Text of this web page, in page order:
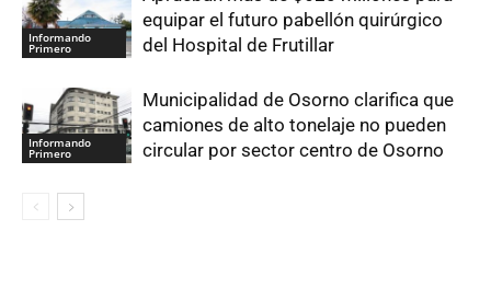
Informando
Primero
equipar el futuro pabellón quirúrgico
del Hospital de Frutillar
Informando
Primero
Municipalidad de Osorno clarifica que
camiones de alto tonelaje no pueden
circular por sector centro de Osorno